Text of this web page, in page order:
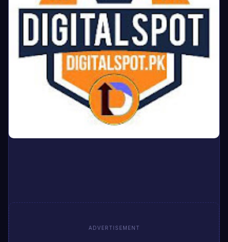
ADVERTISEMENT